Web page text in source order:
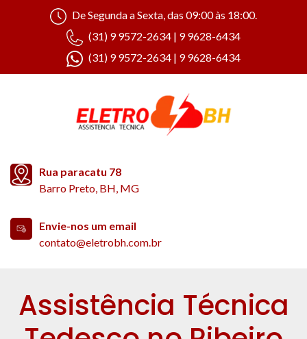
De Segunda a Sexta, das 09:00 às 18:00.
(31) 9 9572-2634 | 9 9628-6434
(31) 9 9572-2634 | 9 9628-6434
Rua paracatu 78
Barro Preto, BH, MG
Envie-nos um email
contato@eletrobh.com.br
Assistência Técnica